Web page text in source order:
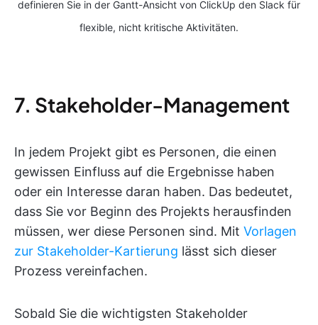
definieren Sie in der Gantt-Ansicht von ClickUp den Slack für
flexible, nicht kritische Aktivitäten.
7. Stakeholder-Management
In jedem Projekt gibt es Personen, die einen
gewissen Einfluss auf die Ergebnisse haben
oder ein Interesse daran haben. Das bedeutet,
dass Sie vor Beginn des Projekts herausfinden
müssen, wer diese Personen sind. Mit Vorlagen
zur Stakeholder-Kartierung lässt sich dieser
Prozess vereinfachen.
Sobald Sie die wichtigsten Stakeholder